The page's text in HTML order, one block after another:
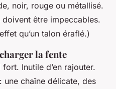
noir, rouge ou métallisé.
être impeccables.
qu’un talon éraflé.)
la fente
Inutile d’en rajouter.
chaîne délicate, des